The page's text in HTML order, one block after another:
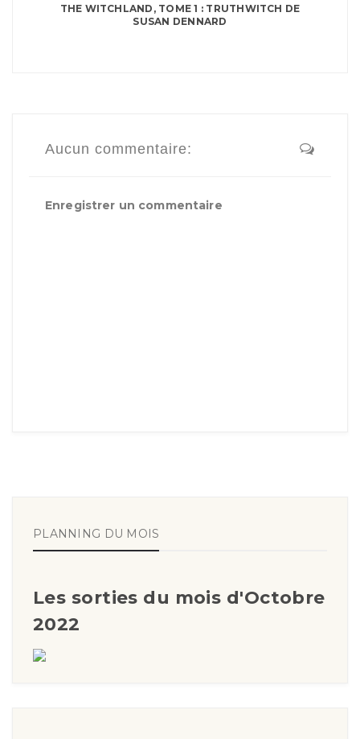
THE WITCHLAND, TOME 1 : TRUTHWITCH DE
SUSAN DENNARD
Aucun commentaire:
Enregistrer un commentaire
PLANNING DU MOIS
Les sorties du mois d'Octobre
2022